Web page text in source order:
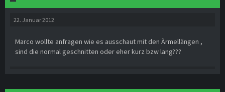
22. Januar 2012
Marco wollte anfragen wie es ausschaut mit den Ärmellängen ,
sind die normal geschnitten oder eher kurz bzw lang???